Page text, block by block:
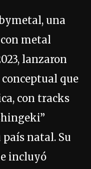
una
metal
lanzaron
que
con tracks
natal. Su
incluyó